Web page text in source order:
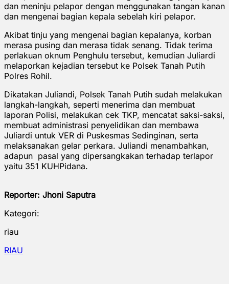
dan meninju pelapor dengan menggunakan tangan kanan
dan mengenai bagian kepala sebelah kiri pelapor.
Akibat tinju yang mengenai bagian kepalanya, korban
merasa pusing dan merasa tidak senang. Tidak terima
perlakuan oknum Penghulu tersebut, kemudian Juliardi
melaporkan kejadian tersebut ke Polsek Tanah Putih
Polres Rohil.
Dikatakan Juliandi, Polsek Tanah Putih sudah melakukan
langkah-langkah, seperti menerima dan membuat
laporan Polisi, melakukan cek TKP, mencatat saksi-saksi,
membuat administrasi penyelidikan dan membawa
Juliardi untuk VER di Puskesmas Sedinginan, serta
melaksanakan gelar perkara. Juliandi menambahkan,
adapun pasal yang dipersangkakan terhadap terlapor
yaitu 351 KUHPidana.
Reporter: Jhoni Saputra
Kategori:
riau
RIAU